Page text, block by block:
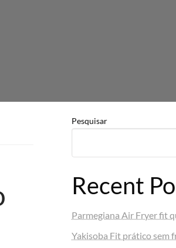
Pesquisar
Recent
Parmegiana Air Fryer fit
Yakisoba Fit prático sem